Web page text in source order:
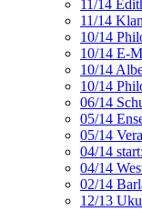
11/14
11/14
10/14
10/14 E-
10/14
10/14
06/14
05/14
05/14
04/14
04/14
02/14
12/13